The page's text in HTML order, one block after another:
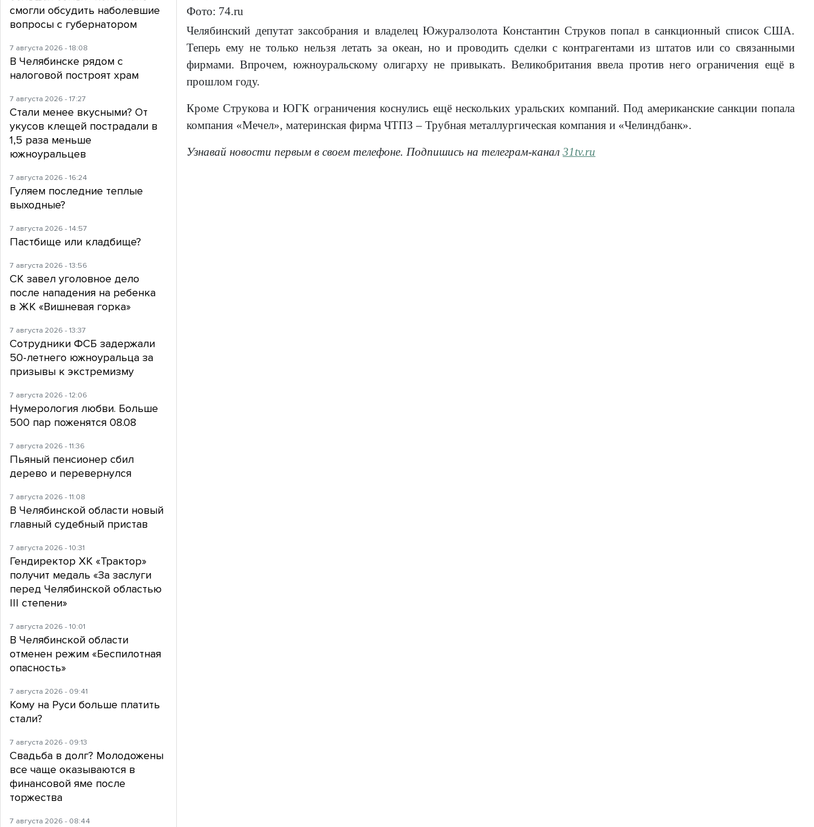
Фото: 74.ru
Челябинский депутат заксобрания и владелец Южуралзолота Константин Струков попал в санкционный список США.
Теперь ему не только нельзя летать за океан, но и проводить сделки с контрагентами из штатов или со связанными
фирмами. Впрочем, южноуральскому олигарху не привыкать. Великобритания ввела против него ограничения ещё в
прошлом году.
Кроме Струкова и ЮГК ограничения коснулись ещё нескольких уральских компаний. Под американские санкции попала
компания «Мечел», материнская фирма ЧТПЗ – Трубная металлургическая компания и «Челиндбанк».
Узнавай новости первым в своем телефоне. Подпишись на телеграм-канал31tv.ru
смогли обсудить наболевшие
вопросы с губернатором
7 августа 2026 - 18:08
В Челябинске рядом с
налоговой построят храм
7 августа 2026 - 17:27
Стали менее вкусными? От
укусов клещей пострадали в
1,5 раза меньше
южноуральцев
7 августа 2026 - 16:24
Гуляем последние теплые
выходные?
7 августа 2026 - 14:57
Пастбище или кладбище?
7 августа 2026 - 13:56
СК завел уголовное дело
после нападения на ребенка
в ЖК «Вишневая горка»
7 августа 2026 - 13:37
Сотрудники ФСБ задержали
50-летнего южноуральца за
призывы к экстремизму
7 августа 2026 - 12:06
Нумерология любви. Больше
500 пар поженятся 08.08
7 августа 2026 - 11:36
Пьяный пенсионер сбил
дерево и перевернулся
7 августа 2026 - 11:08
В Челябинской области новый
главный судебный пристав
7 августа 2026 - 10:31
Гендиректор ХК «Трактор»
получит медаль «За заслуги
перед Челябинской областью
III степени»
7 августа 2026 - 10:01
В Челябинской области
отменен режим «Беспилотная
опасность»
7 августа 2026 - 09:41
Кому на Руси больше платить
стали?
7 августа 2026 - 09:13
Свадьба в долг? Молодожены
все чаще оказываются в
финансовой яме после
торжества
7 августа 2026 - 08:44